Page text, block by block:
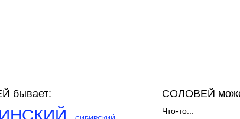
бывает: СОЛОВЕЙ
Что-то...